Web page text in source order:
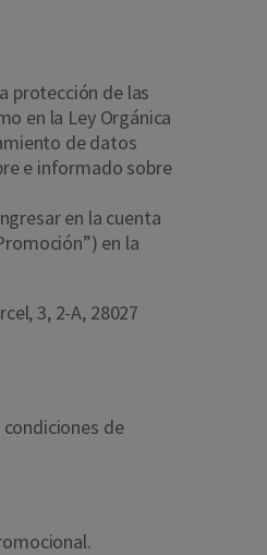
protección de las
en la Ley Orgánica
de datos
e informado sobre
en la cuenta
en la
3, 2-A, 28027
de